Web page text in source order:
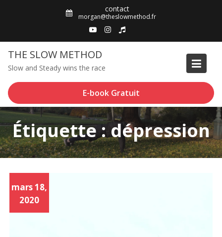
contact
morgan@theslowmethod.fr
THE SLOW METHOD
Slow and Steady wins the race
E-book Gratuit
Étiquette : dépression
mars 18,
2020